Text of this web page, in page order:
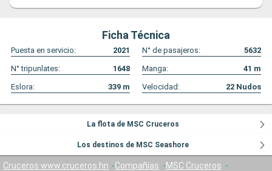
Ficha Técnica
Puesta en servicio: 2021 N° de pasajeros:
5632
N° tripunlates:
1648 Manga: 41 m
Eslora:
339 m Velocidad: 22 Nudos
La flota de MSC Cruceros
Los destinos de MSC Seashore
Cruceros www.cruceros.hn Compañías
MSC Cruceros